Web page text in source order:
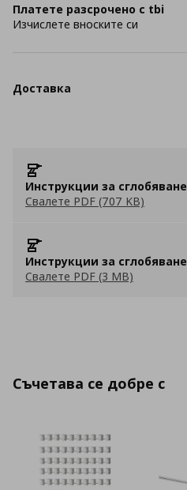
Платете разсрочено с tbi
Изчислете вноските си
Доставка
Инструкции за сглобяване
Свалете PDF (707 KB)
Инструкции за сглобяване
Свалете PDF (3 MB)
Съчетава се добре с